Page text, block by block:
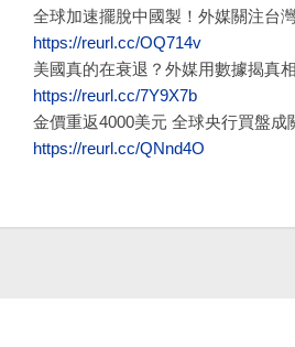
全球加速擺脫中國製！外媒關注台
https://reurl.cc/OQ714v
美國真的在衰退？外媒用數據揭真
https://reurl.cc/7Y9X7b
金價重返4000美元 全球央行買盤成
https://reurl.cc/QNnd4O